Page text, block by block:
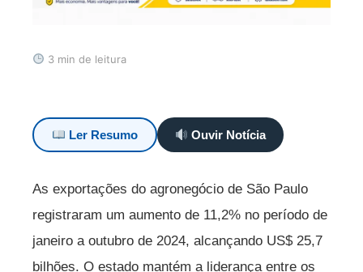
3 min de leitura
Ler Resumo Ouvir Notícia
As exportações do agronegócio de São Paulo
registraram um aumento de 11,2% no período de
janeiro a outubro de 2024, alcançando US$ 25,7
bilhões. O estado mantém a liderança entre os